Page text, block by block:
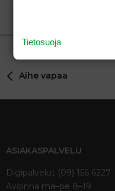
Aihe vapaa
ASIAKASPALVELU
Digipalvelut (09) 156 6227
Avoinna ma–pe 8–19
Tietosuoja